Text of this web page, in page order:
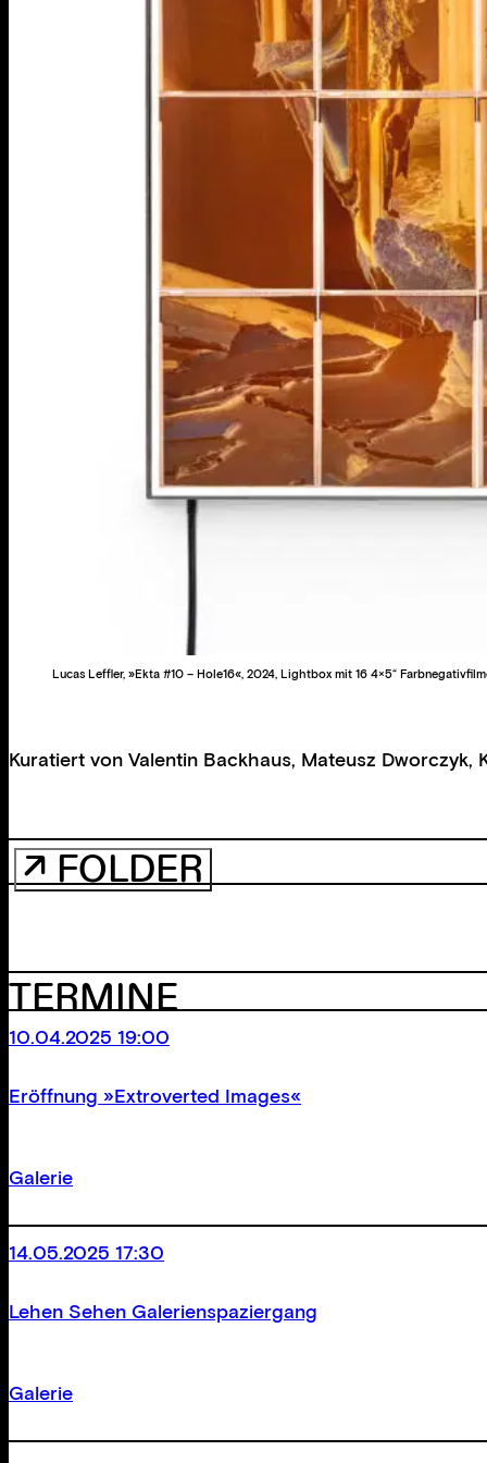
Lucas Leffler, »Ekta #10 – Hole16«, 2024, Lightbox mit 16 4×5“
Kuratiert von Valentin Backhaus, Mateusz Dworczyk,
↗ FOLDER
TERMINE
10.04.2025 19:00
Eröffnung »Extroverted Images«
Galerie
14.05.2025 17:30
Lehen Sehen Galerienspaziergang
Galerie